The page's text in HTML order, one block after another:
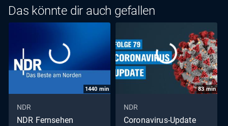
Das könnte dir auch gefallen
1440 min
NDR
NDR Fernsehen
83min
NDR
Coronavirus-Update